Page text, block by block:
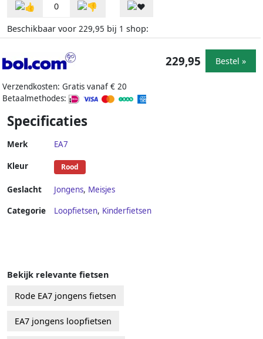
0
Beschikbaar voor 229,95 bij 1 shop:
Verzendkosten: Gratis vanaf € 20
Betaalmethodes:
229,95 Bestel »
Specificaties
Merk EA7
Kleur Rood
Geslacht Jongens, Meisjes
Categorie
Loopfietsen, Kinderfietsen
Bekijk relevante fietsen
Rode EA7 jongens fietsen
EA7 jongens loopfietsen